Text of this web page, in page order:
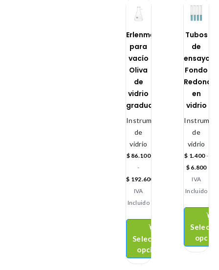
Erlenmeyer
para
vacío
Oliva
de
vidrio
graduado
Instrumental
de
vidrio
$86.100
-
$ 192.600
IVA
Incluido
Seleccionar
opciones
Tubos
de
ensayo
Fondo
Redondo
en
vidrio
de
vidrio
$ 1.400-
$6.800
IVA
Incluido